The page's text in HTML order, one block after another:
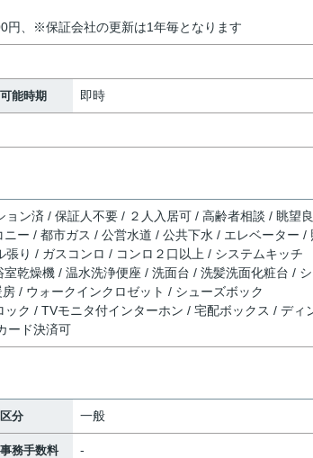
円、※保証会社の更新は1年毎となります
能時期 即時
ン済 / 保証人不要 / ２人入居可 / 高齢者相談 / 眺望良
ー / 都市ガス / 公営水道 / 公共下水 / エレベーター /
り / ガスコンロ / コンロ２口以上 / システムキッチ
乾燥機 / 温水洗浄便座 / 洗面台 / 洗髪洗面化粧台 / シ
/ ウォークインクロゼット / シューズボック
ク / TVモニタ付インターホン / 宅配ボックス / ディ
ード決済可
分 一般
務手数料 -